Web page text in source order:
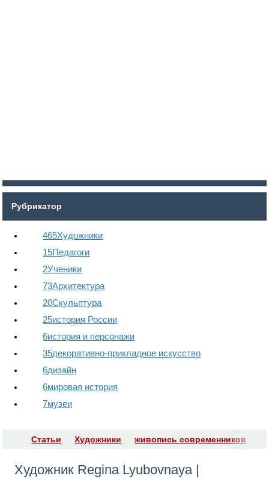
Рубрикатор
465Художники
15Педагоги
2Ученики
73Архитектура
20Скульптура
25история России
6история и персонажи
35декоративно-прикладное искусство
6дизайн
6мировая история
7музеи
Статьи Художники живопись современников
Художник Regina Lyubovnaya |